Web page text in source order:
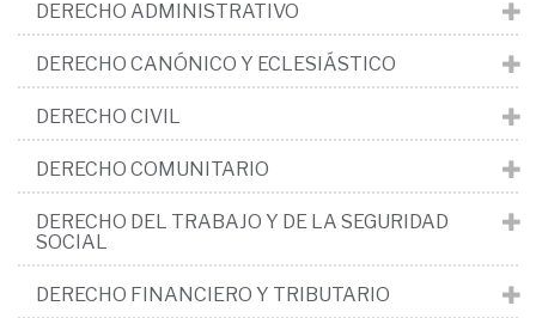
DERECHO ADMINISTRATIVO
DERECHO CANÓNICO Y ECLESIÁSTICO
DERECHO CIVIL
DERECHO COMUNITARIO
DERECHO DEL TRABAJO Y DE LA SEGURIDAD
SOCIAL
DERECHO FINANCIERO Y TRIBUTARIO